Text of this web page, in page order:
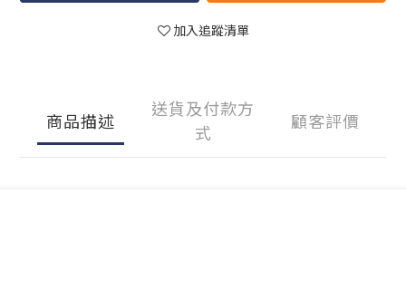
加入追蹤清單
商品描述
送貨及付款方
式
顧客評價